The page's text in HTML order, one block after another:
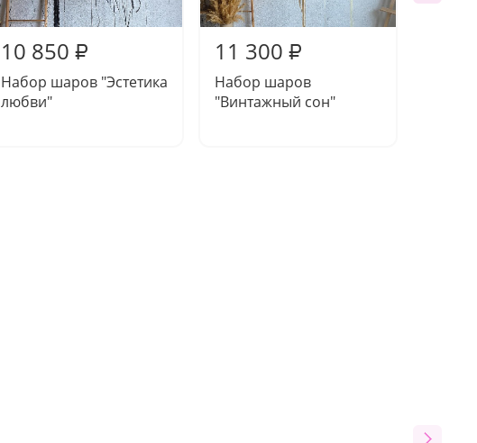
10 850 ₽
Набор шаров "Эстетика
любви"
11 300 ₽
Набор шаров
"Винтажный сон"